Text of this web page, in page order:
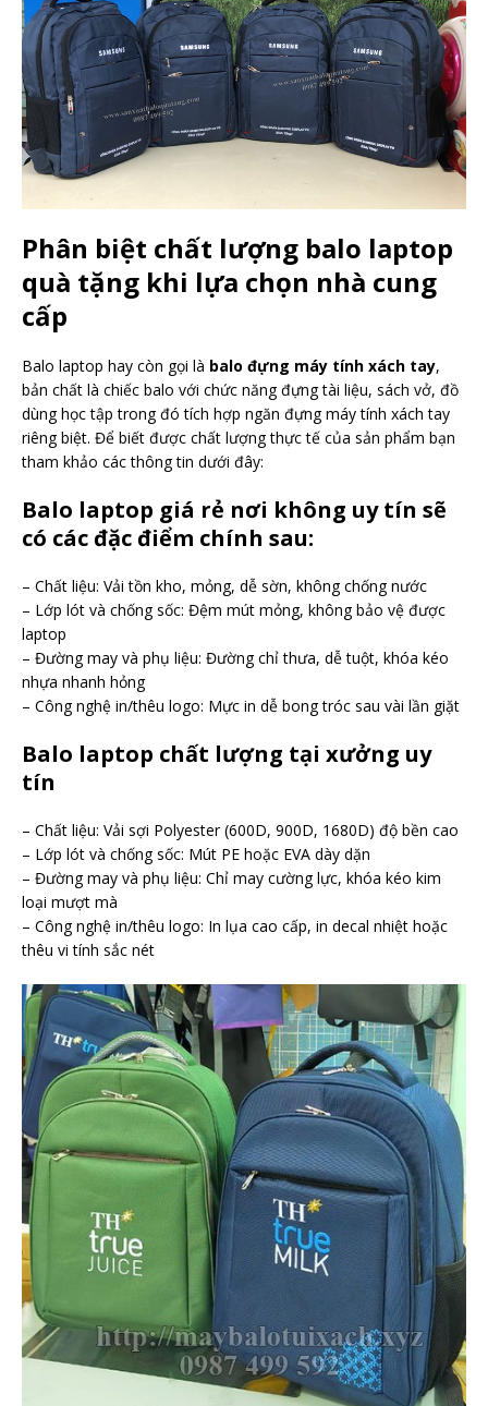
Phân biệt chất lượng balo laptop
quà tặng khi lựa chọn nhà cung
cấp
Balo laptop hay còn gọi là balo đựng máy tính xách tay,
bản chất là chiếc balo với chức năng đựng tài liệu, sách vở, đồ
dùng học tập trong đó tích hợp ngăn đựng máy tính xách tay
riêng biệt. Để biết được chất lượng thực tế của sản phẩm bạn
tham khảo các thông tin dưới đây:
Balo laptop giá rẻ nơi không uy tín sẽ
có các đặc điểm chính sau:
– Chất liệu: Vải tồn kho, mỏng, dễ sờn, không chống nước
– Lớp lót và chống sốc: Đệm mút mỏng, không bảo vệ được
laptop
– Đường may và phụ liệu: Đường chỉ thưa, dễ tuột, khóa kéo
nhựa nhanh hỏng
– Công nghệ in/thêu logo: Mực in dễ bong tróc sau vài lần giặt
Balo laptop chất lượng tại xưởng uy
tín
– Chất liệu: Vải sợi Polyester (600D, 900D, 1680D) độ bền cao
– Lớp lót và chống sốc: Mút PE hoặc EVA dày dặn
– Đường may và phụ liệu: Chỉ may cường lực, khóa kéo kim
loại mượt mà
– Công nghệ in/thêu logo: In lụa cao cấp, in decal nhiệt hoặc
thêu vi tính sắc nét